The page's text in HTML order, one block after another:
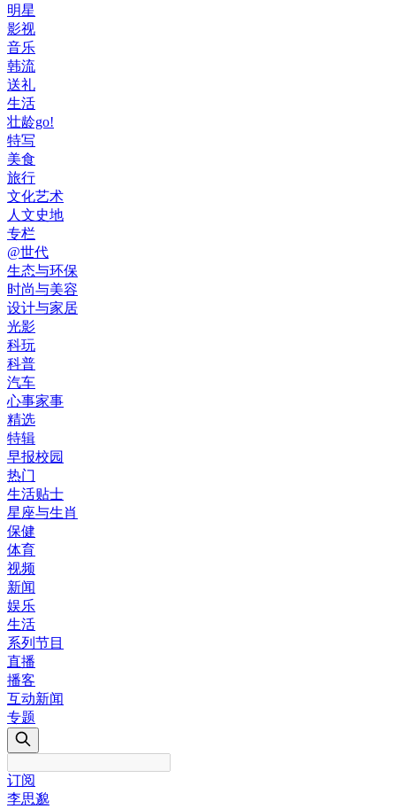
明星
影视
音乐
韩流
送礼
生活
壮龄go!
特写
美食
旅行
文化艺术
人文史地
专栏
@世代
生态与环保
时尚与美容
设计与家居
光影
科玩
科普
汽车
心事家事
精选
特辑
早报校园
热门
生活贴士
星座与生肖
保健
体育
视频
新闻
娱乐
生活
系列节目
直播
播客
互动新闻
专题
订阅
李思邈